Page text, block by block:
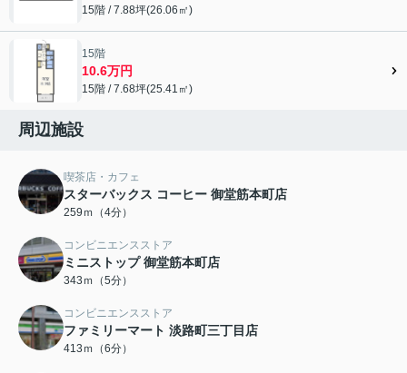
15階 / 7.88坪(26.06㎡)
15階
10.6万円
15階 / 7.68坪(25.41㎡)
周辺施設
喫茶店・カフェ
スターバックス コーヒー 御堂筋本町店
259ｍ（4分）
コンビニエンスストア
ミニストップ 御堂筋本町店
343ｍ（5分）
コンビニエンスストア
ファミリーマート 淡路町三丁目店
413ｍ（6分）